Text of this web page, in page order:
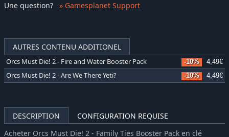
AUTRES CONTENU ADDITIONEL
Orcs Must Die! 2 - Fire and Water Booster Pack -10% 4,49€
Orcs Must Die! 2 - Are We There Yeti? -10% 4,49€
DESCRIPTION
CONFIGURATION REQUISE
Acheter Orcs Must Die! 2 - Family Ties Booster Pack en clé
Une question? » Gamesplanet Support